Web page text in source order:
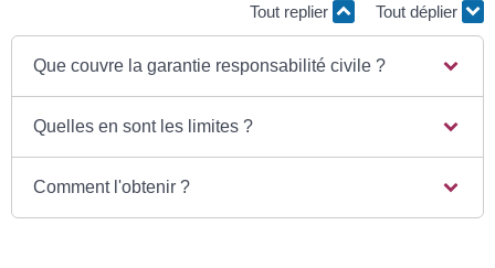
Tout replier Tout déplier
Que couvre la garantie responsabilité civile ?
Quelles en sont les limites ?
Comment l'obtenir ?